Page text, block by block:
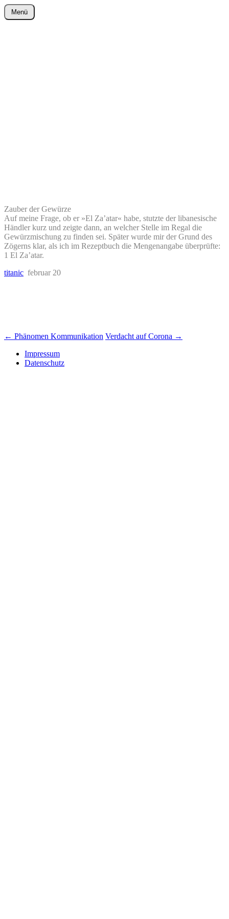
wurster-cartoon-blog.de
Menü
Zum
Inhalt
Zauber der Gewürze
Auf meine Frage, ob er »El Za’atar« habe, stutzte der libanesische
Händler kurz und zeigte dann, an welcher Stelle im Regal die
Gewürzmischung zu finden sei. Später wurde mir der Grund des
Zögerns klar, als ich im Rezeptbuch die Mengenangabe überprüfte:
1 El Za’atar.
titanic februar 20
Beitrags-
Navigation
← Phänomen Kommunikation Verdacht auf Corona →
Impressum
Datenschutz